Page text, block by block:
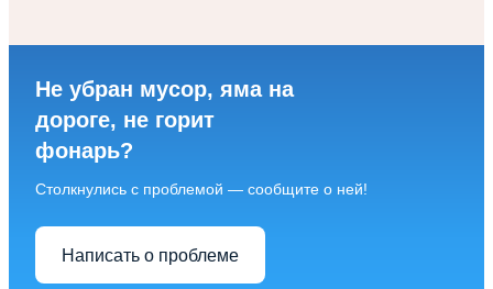
Не убран мусор, яма на
дороге, не горит
фонарь?
Столкнулись с проблемой — сообщите о ней!
Написать о проблеме